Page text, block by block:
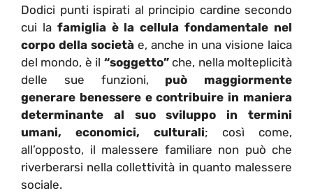
Dodici punti ispirati al principio cardine secondo
cui la famiglia è la cellula fondamentale nel
corpo della società e, anche in una visione laica
del mondo, è il “soggetto”che, nella molteplicità
delle sue funzioni, può maggiormente
generare benessere e contribuire in maniera
determinante al suo sviluppo in termini
umani, economici, culturali; così come,
all’opposto, il malessere familiare non può che
riverberarsi nella collettività in quanto malessere
sociale.